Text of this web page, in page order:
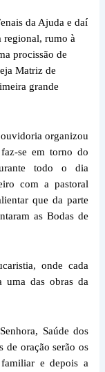
da Ajuda e daí
regional, rumo à
procissão de
Matriz de
grande
organizou
faz-se em torno do
todo o dia
com a pastoral
que da parte
as Bodas de
onde cada
uma das obras da
Saúde dos
de oração serão os
e depois a